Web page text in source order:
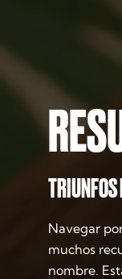
TRIUNFOS
Navegar
muchos
nombre.